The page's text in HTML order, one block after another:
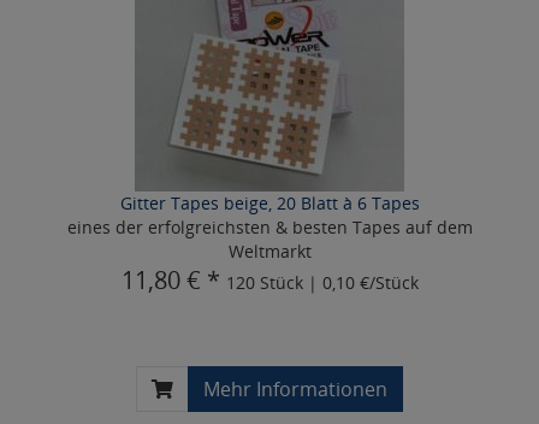
Gitter Tapes beige, 20 Blatt à 6 Tapes
eines der erfolgreichsten & besten Tapes auf dem
Weltmarkt
11,80 € * 120 Stück | 0,10 €/Stück
Mehr Informationen